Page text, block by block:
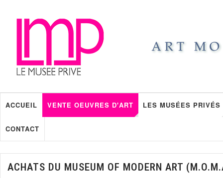
ACCUEIL VENTE OEUVRES D'ART LES MUSÉES PRIVÉS
CONTACT
ACHATS DU MUSEUM OF MODERN ART